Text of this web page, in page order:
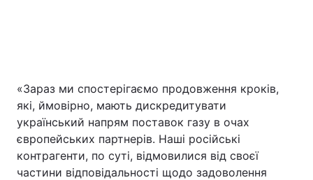
«Зараз ми спостерігаємо продовження кроків,
які, ймовірно, мають дискредитувати
український напрям поставок газу в очах
європейських партнерів. Наші російські
контрагенти, по суті, відмовилися від своєї
частини відповідальності щодо задоволення